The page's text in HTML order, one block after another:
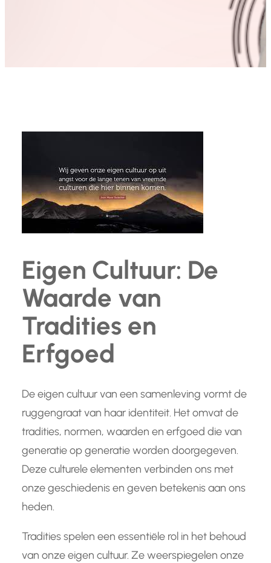
Eigen Cultuur: De
Waarde van
Tradities en
Erfgoed
De eigen cultuur van een samenleving vormt de
ruggengraat van haar identiteit. Het omvat de
tradities, normen, waarden en erfgoed die van
generatie op generatie worden doorgegeven.
Deze culturele elementen verbinden ons met
onze geschiedenis en geven betekenis aan ons
heden.
Tradities spelen een essentiële rol in het behoud
van onze eigen cultuur. Ze weerspiegelen onze